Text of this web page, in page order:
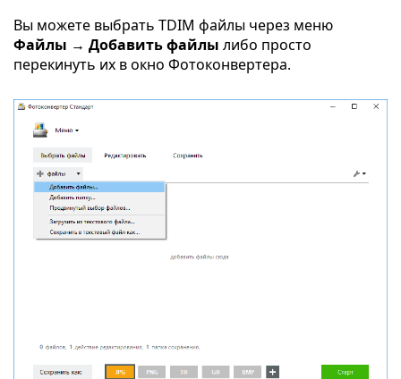
Вы можете выбрать TDIM файлы через меню
Файлы → Добавить файлы либо просто
перекинуть их в окно Фотоконвертера.